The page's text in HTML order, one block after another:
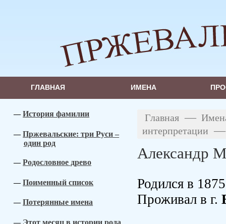
ГЛАВНАЯ ИМЕНА
История фамилии
Пржевальские: три Руси –
один род
Родословное древо
Поименный список
Потерянные имена
Этот месяц в истории рода
Главная —
интерпретации
Александр
Родился в
Проживал в г.